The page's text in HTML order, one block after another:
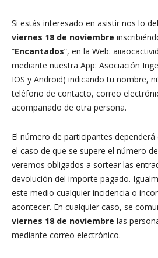
Si estás interesado en asistir nos lo
viernes 18 de noviembre
“Encantados”, en la Web:
mediante nuestra App: Asociación
IOS y Android) indicando tu nombre,
teléfono de contacto, correo
acompañado de otra persona.
El número de participantes
el caso de que se supere el número
veremos obligados a sortear las
devolución del importe pagado.
este medio cualquier incidencia o
acontecer. En cualquier caso, se
viernes 18 de noviembre las
mediante correo electrónico.